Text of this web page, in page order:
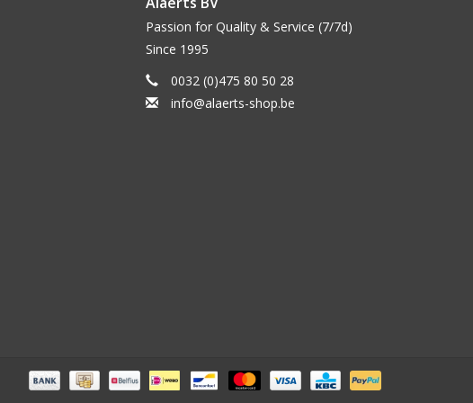
Passion for Quality & Service (7/7d)
Since 1995
0032 (0)475 80 50 28
info@alaerts-shop.be